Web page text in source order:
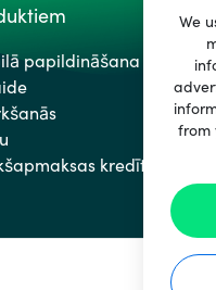
We
from
papildināšana
kredītkartes